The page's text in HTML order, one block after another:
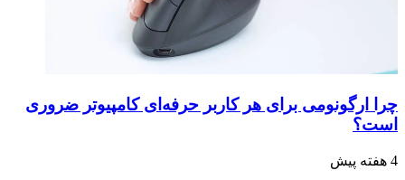
چرا ارگونومی برای هر کاربر حرفه‌ای کامپیوتر ضروری
است؟
4 هفته پیش